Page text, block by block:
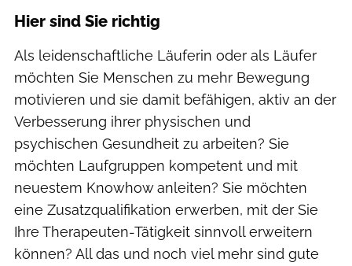
Hier sind Sie richtig
Als leidenschaftliche Läuferin oder als Läufer
möchten Sie Menschen zu mehr Bewegung
motivieren und sie damit befähigen, aktiv an der
Verbesserung ihrer physischen und
psychischen Gesundheit zu arbeiten? Sie
möchten Laufgruppen kompetent und mit
neuestem Knowhow anleiten? Sie möchten
eine Zusatzqualifikation erwerben, mit der Sie
Ihre Therapeuten-Tätigkeit sinnvoll erweitern
können? All das und noch viel mehr sind gute